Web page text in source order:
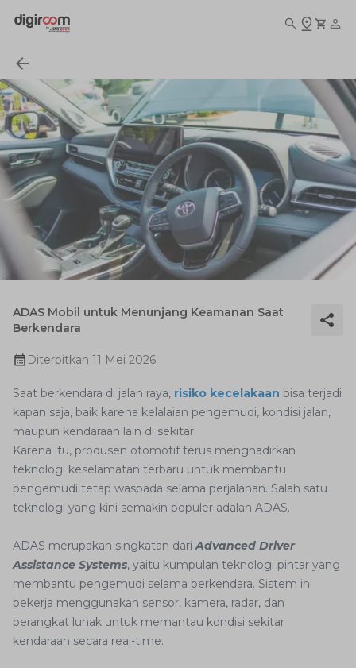
ADAS Mobil untuk Menunjang Keamanan Saat
Berkendara
Diterbitkan 11 Mei 2026
Saat berkendara di jalan raya, risiko kecelakaan bisa terjadi
kapan saja, baik karena kelalaian pengemudi, kondisi jalan,
maupun kendaraan lain di sekitar.
Karena itu, produsen otomotif terus menghadirkan
teknologi keselamatan terbaru untuk membantu
pengemudi tetap waspada selama perjalanan. Salah satu
teknologi yang kini semakin populer adalah ADAS.
ADAS merupakan singkatan dariAdvanced Driver
Assistance Systems, yaitu kumpulan teknologi pintar yang
membantu pengemudi selama berkendara. Sistem ini
bekerja menggunakan sensor, kamera, radar, dan
perangkat lunak untuk memantau kondisi sekitar
kendaraan secara real-time.